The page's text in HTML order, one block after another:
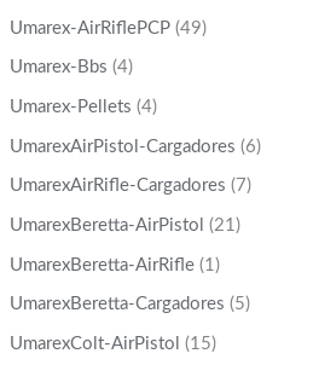
Umarex-AirRiflePCP (49)
Umarex-Bbs (4)
Umarex-Pellets (4)
UmarexAirPistol-Cargadores (6)
UmarexAirRifle-Cargadores (7)
UmarexBeretta-AirPistol (21)
UmarexBeretta-AirRifle (1)
UmarexBeretta-Cargadores (5)
UmarexColt-AirPistol (15)